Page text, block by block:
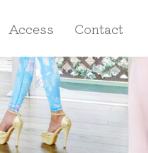
Access Contact